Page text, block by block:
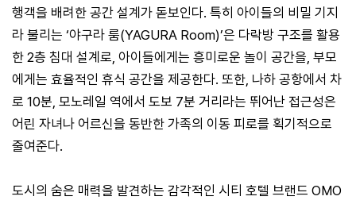
행객을 배려한 공간 설계가 돋보인다. 특히 아이들의 비밀 기지
라 불리는 ‘야구라 룸(YAGURA Room)’은 다락방 구조를 활용
한 2층 침대 설계로, 아이들에게는 흥미로운 놀이 공간을, 부모
에게는 효율적인 휴식 공간을 제공한다. 또한, 나하 공항에서 차
로 10분, 모노레일 역에서 도보 7분 거리라는 뛰어난 접근성은
어린 자녀나 어르신을 동반한 가족의 이동 피로를 획기적으로
줄여준다.
도시의 숨은 매력을 발견하는 감각적인 시티 호텔 브랜드 OMO